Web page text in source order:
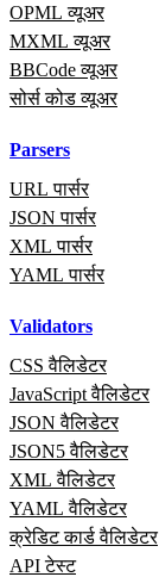
OPML व्यूअर
MXML व्यूअर
BBCode व्यूअर
सोर्स कोड व्यूअर
Parsers
URL पार्सर
JSON पार्सर
XML पार्सर
YAML पार्सर
Validators
CSS वैलिडेटर
JavaScript वैलिडेटर
JSON वैलिडेटर
JSON5 वैलिडेटर
XML वैलिडेटर
YAML वैलिडेटर
क्रेडिट कार्ड वैलिडेटर
API टेस्ट